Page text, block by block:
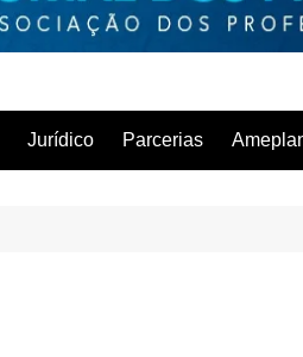
Jurídico Parcerias